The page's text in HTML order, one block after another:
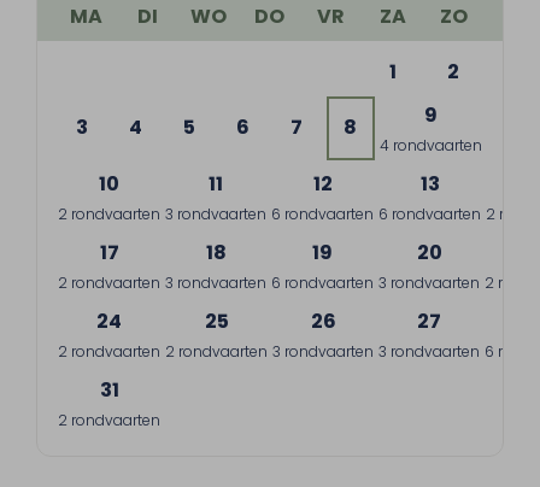
MA DI WO DO VR ZA
ZO
1
2
3 4 5 6 7 8 9
4 rondvaarten
10
2 rondvaarten
11
3 rondvaarten
12
6 rondvaarten
13
6 rondvaarten 2
17
2 rondvaarten
18
3 rondvaarten
19
6 rondvaarten
20
3 rondvaarten 2
24
2 rondvaarten
25
2 rondvaarten
26
3 rondvaarten
27
3 rondvaarten 6
31
2 rondvaarten